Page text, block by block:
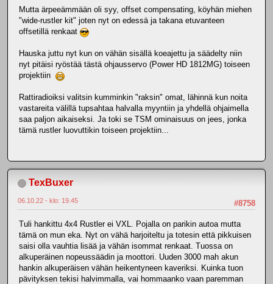
Mutta ärpeeämmään oli syy, offset compensating, köyhän miehen
"wide-rustler kit" joten nyt on edessä ja takana etuvanteen
offsetillä renkaat
Hauska juttu nyt kun on vähän sisällä koeajettu ja säädelty niin
nyt pitäisi ryöstää tästä ohjausservo (Power HD 1812MG) toiseen
projektiin
Rattiradioiksi valitsin kumminkin "raksin" omat, lähinnä kun noita
vastareita välillä tupsahtaa halvalla myyntiin ja yhdellä ohjaimella
saa paljon aikaiseksi. Ja toki se TSM ominaisuus on jees, jonka
tämä rustler luovuttikin toiseen projektiin...
TexBuxer
#8758
06.10.22 - klo: 19.45
Tuli hankittu 4x4 Rustler ei VXL. Pojalla on parikin autoa mutta
tämä on mun eka. Nyt on vähä harjoiteltu ja totesin että pikkuisen
saisi olla vauhtia lisää ja vähän isommat renkaat. Tuossa on
alkuperäinen nopeussäädin ja moottori. Uuden 3000 mah akun
hankin alkuperäisen vähän heikentyneen kaveriksi. Kuinka tuon
pävityksen tekisi halvimmalla, vai hommaanko vaan paremman